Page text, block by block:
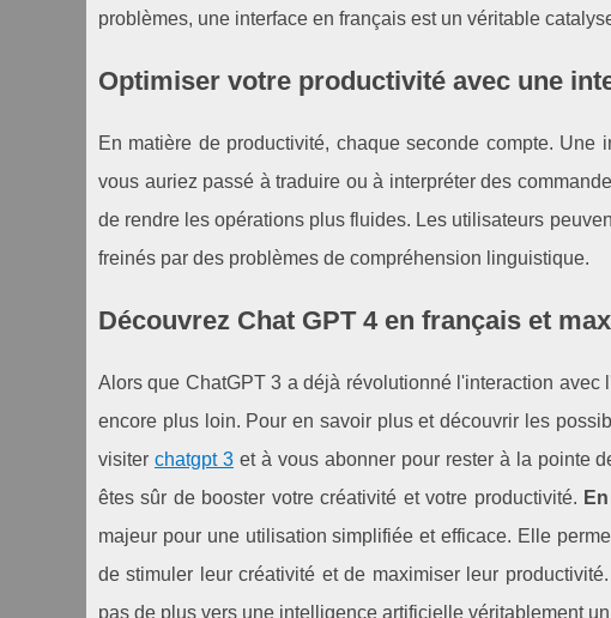
problèmes, une interface en français est un véritable
Optimiser votre productivité avec une
En matière de productivité, chaque seconde compte.
vous auriez passé à traduire ou à interpréter des
de rendre les opérations plus fluides. Les utilisateurs
freinés par des problèmes de compréhension linguistique.
Découvrez Chat GPT 4 en français et
Alors que ChatGPT 3 a déjà révolutionné l'interaction
encore plus loin. Pour en savoir plus et découvrir les
visiter chatgpt 3et à vous abonner pour rester à la pointe
êtes sûr de booster votre créativité et votre productivité.
majeur pour une utilisation simplifiée et efficace. Elle
de stimuler leur créativité et de maximiser leur
pas de plus vers une intelligence artificielle véritablement